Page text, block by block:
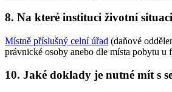
8. Na které instituci životní
Místně příslušný celní úřad (daňové
právnické osoby anebo dle místa pobytu u
10. Jaké doklady je nutné mít s